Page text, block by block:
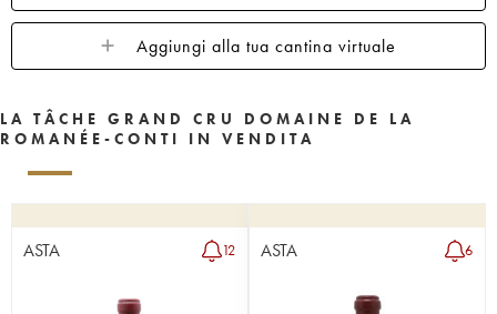
Aggiungi alla tua cantina virtuale
LA TÂCHE GRAND CRU DOMAINE DE LA
ROMANÉE-CONTI IN VENDITA
ASTA 12 ASTA 6